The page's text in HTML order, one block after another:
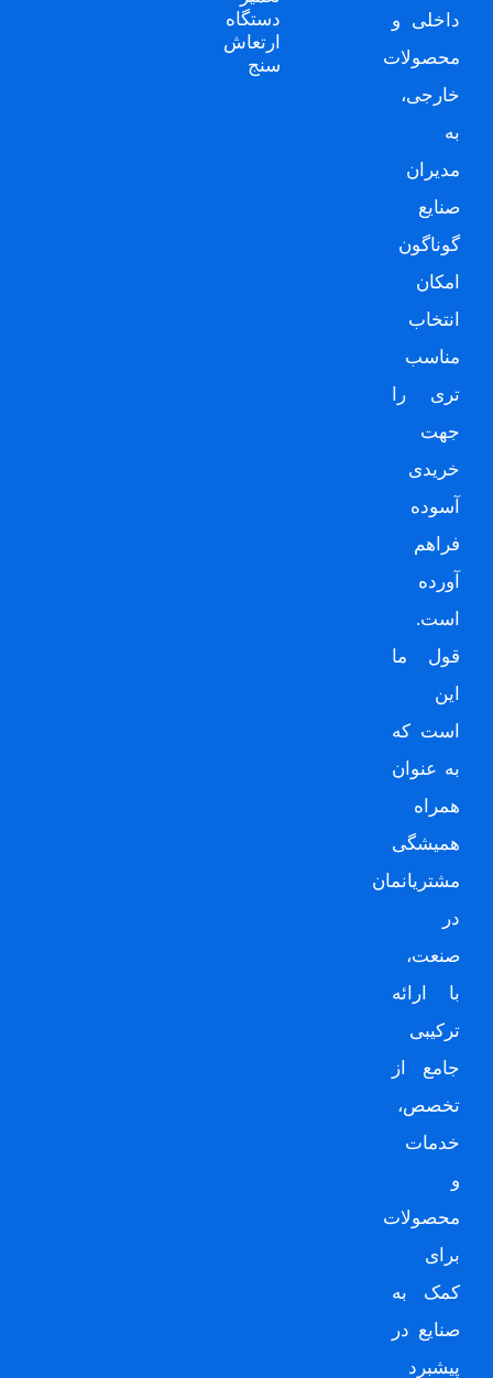
داخلی و
محصولات
خارجی،
به
مدیران
صنایع
گوناگون
امکان
انتخاب
مناسب
تری را
جهت
خریدی
آسوده
فراهم
آورده
است.
قول ما
این
است که
به عنوان
همراه
همیشگی
مشتریانمان
در
صنعت،
با ارائه
ترکیبی
جامع از
تخصص،
خدمات
و
محصولات
برای
کمک به
صنایع در
پیشبرد
دستگاه
ارتعاش
سنج